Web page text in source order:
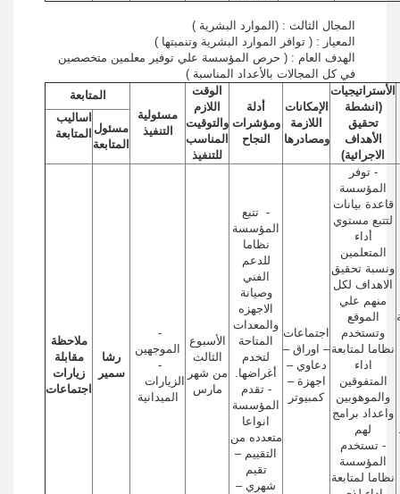
المجال الثالث : (الموارد البشرية )
المعيار : ( توافر الموارد البشرية وتنميتها )
الهدف العام : ( حرص المؤسسة علي توفير معلمين متخصصين
في كل المجالات بالأعداد المناسبة )
الأستراتيجيات
(انشطة
تحقيق
الأهداف
الاجرائية)
الإمكانات
اللازمة
ومصادرها
أدلة
ومؤشرات
النجاح
الوقت
اللازم
والتوقيت
المناسب
للتنفيذ
مسئولية
التنفيذ
المتابعة
مسئول
المتابعة
اساليب
المتابعة
- توفر
المؤسسة
قاعدة بيانات
لتتبع مستوي
أداء
المتعلمين
ونسبة تحقيق
الاهداف لكل
منهم علي
الموقع
وتستخدم
نظاما لمتابعة
اداء
المتفوقين
والموهوبين
واعداد برامج
لهم
- تستخدم
المؤسسة
نظاما لمتابعة
اجتماعات
– اوراق –
دعاوي –
اجهزة –
كمبيوتر
- تتبع
المؤسسة
نظاما
للدعم
الفني
وصيانة
الاجهزه
والمعدات
المتاحة
لتخدم
أغراضها.
- تقدم
المؤسسة
انواعا
متعدده من
التقييم –
تقيم
شهري –
الأسبوع
الثالث
من شهر
مارس
-
الموجهين
-
الزيارات
الميدانية
رشا
سمير
ملاحظة
مقابلة
زيارات
اجتماعات